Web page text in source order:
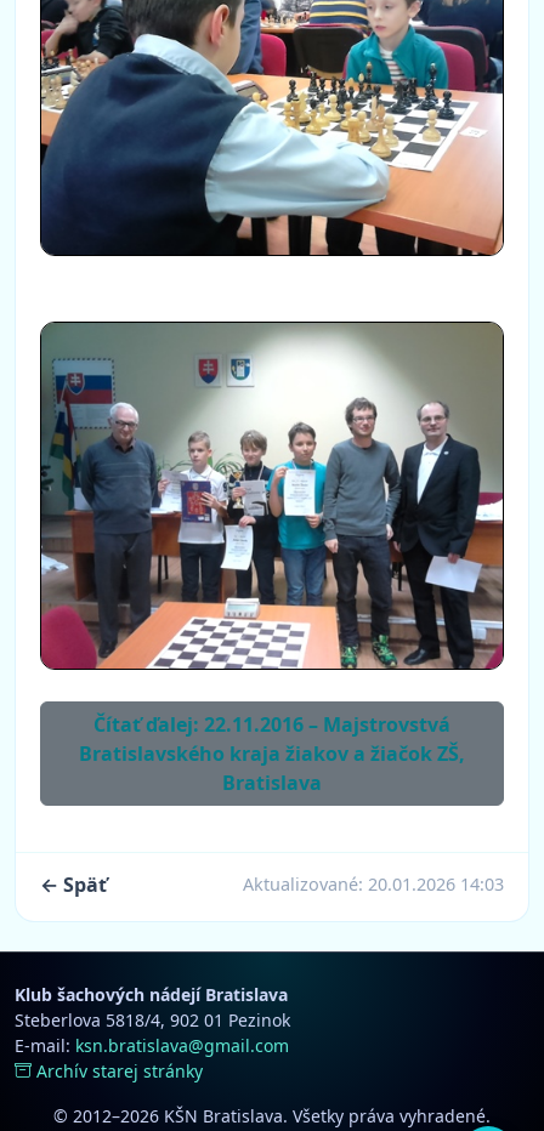
Čítať ďalej: 22.11.2016 – Majstrovstvá
Bratislavského kraja žiakov a žiačok ZŠ,
Bratislava
← Späť Aktualizované: 20.01.2026 14:03
Klub šachových nádejí Bratislava
Steberlova 5818/4, 902 01 Pezinok
E-mail: ksn.bratislava@gmail.com
Archív starej stránky
© 2012–2026 KŠN Bratislava. Všetky práva vyhradené.